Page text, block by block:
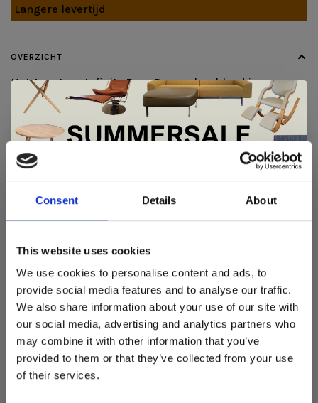
Consent Details About
This website uses cookies
We use cookies to personalise content and ads, to
provide social media features and to analyse our traffic.
We also share information about your use of our site with
our social media, advertising and analytics partners who
may combine it with other information that you’ve
provided to them or that they’ve collected from your use
of their services.
Langere levertijd
OVERZICHT
Het Aventura Infinity Four Basso vloerkleed is
handgeweven van 80% Nieuw-Zeelandse wol en 20%
polyester. Verkrijgbaar in diverse kleuren en vormen,
met een poolhoogte van 18 mm en een gewicht van
5000 g/m².
AVENTURA LOFTY
COLLECTION
Materiaal:
- 100% semi micro polyester
Poolhoogte
10 mm
Totaal gewicht
De Summer Sale bij Snip Wonen+ is
gestart!
woonaccessoires aan te schaffen met aantrekkelijke kortingen.
In onze showroom vind je een uitgebreide selectie
designmeubelen van gerenommeerde Nederlandse en Europese
merken. Onder andere showroommodellen vanHarvink ,
Gelderland,Swedese,Sculptures JeuxenArtisanzijn nu extra
voordelig verkrijgbaar. Profiteer van unieke aanbiedingen zolang
de voorraad strekt!
Liever nieuw bestellen? Ook dan krijgt u een vriendelijke